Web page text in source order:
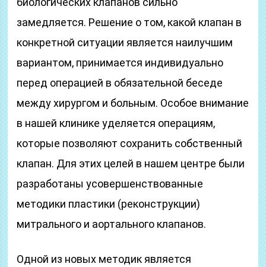
замедляется. Решение о том, какой клапан в
конкретной ситуации является наилучшим
вариантом, принимается индивидуально
перед операцией в обязательной беседе
между хирургом и больным. Особое внимание
в нашей клинике уделяется операциям,
которые позволяют сохранить собственный
клапан. Для этих целей в нашем центре были
разработаны усовершенствованные
методики пластики (реконструкции)
митрального и аортального клапанов.
Одной из новых методик является